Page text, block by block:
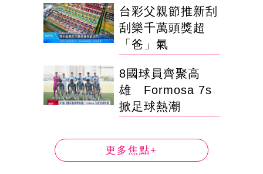
台彩父親節推新刮
刮樂千萬頭獎超
「爸」氣
8國球員齊聚高
雄 Formosa 7s
掀足球熱潮
更多焦點+